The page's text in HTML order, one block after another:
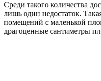
Среди такого количества
лишь один недостаток.
помещений с маленькой
драгоценные сантиметры